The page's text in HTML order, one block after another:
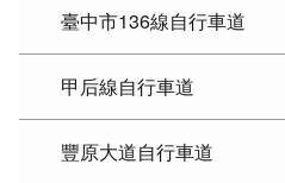
臺中市136線自行車道
甲后線自行車道
豐原大道自行車道